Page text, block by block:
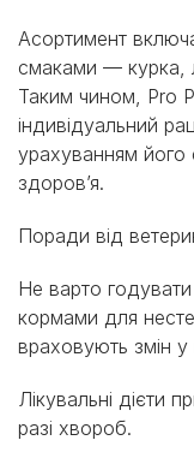
Асортимент
смаками — курка,
Таким чином, Pro
індивідуальний
урахуванням його
здоров’я.
Поради від
Не варто
кормами для
враховують змін у
Лікувальні дієти
разі хвороб.